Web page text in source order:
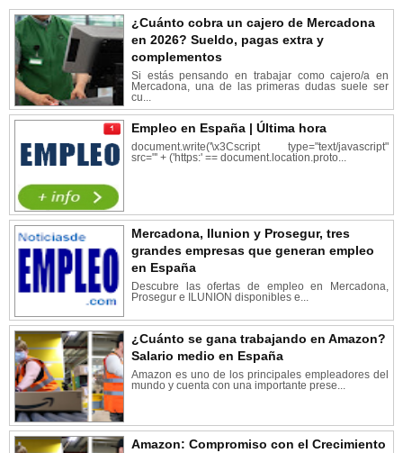
¿Cuánto cobra un cajero de Mercadona
en 2026? Sueldo, pagas extra y
complementos
Si estás pensando en trabajar como cajero/a en
Mercadona, una de las primeras dudas suele ser
cu...
Empleo en España | Última hora
document.write('\x3Cscript type="text/javascript"
src="' + ('https:' == document.location.proto...
Mercadona, Ilunion y Prosegur, tres
grandes empresas que generan empleo
en España
Descubre las ofertas de empleo en Mercadona,
Prosegur e ILUNION disponibles e...
¿Cuánto se gana trabajando en Amazon?
Salario medio en España
Amazon es uno de los principales empleadores del
mundo y cuenta con una importante prese...
Amazon: Compromiso con el Crecimiento